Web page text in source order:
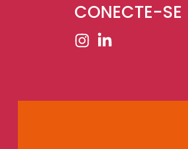
CONECTE-SE